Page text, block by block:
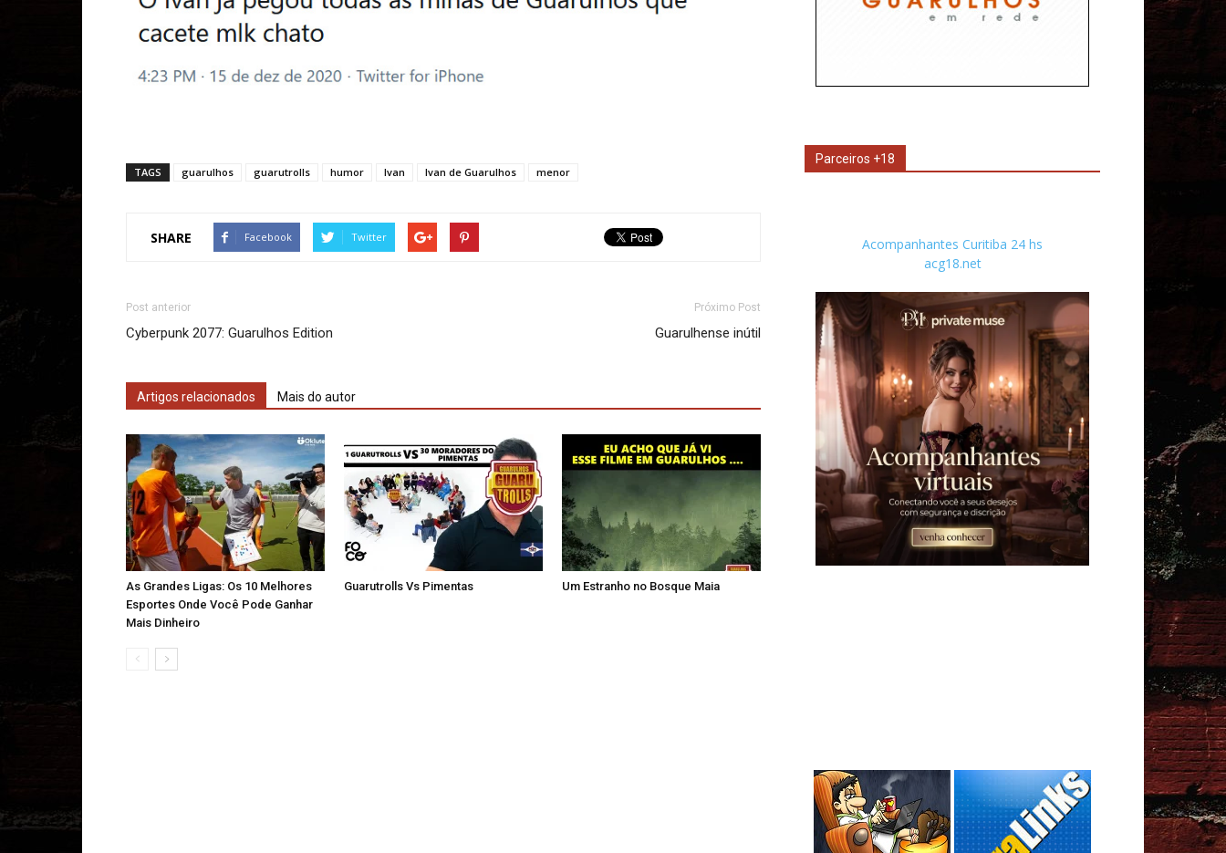
TAGS guarulhos guarutrolls humor Ivan Ivan de Guarulhos menor
SHARE Facebook Twitter
Post anterior
Cyberpunk 2077: Guarulhos Edition
Próximo Post
Guarulhense inútil
Artigos relacionados Mais do autor
As Grandes Ligas: Os 10 Melhores
Esportes Onde Você Pode Ganhar
Mais Dinheiro
Guarutrolls Vs Pimentas Um Estranho no Bosque Maia
Parceiros +18
Acompanhantes Curitiba 24 hs
acg18.net